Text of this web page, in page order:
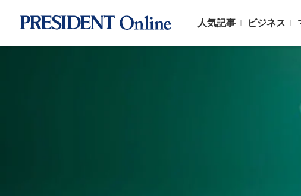
人気記事 ビジネス